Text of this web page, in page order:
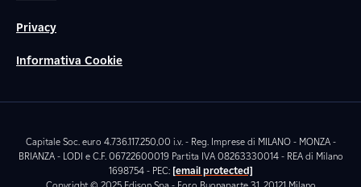
Privacy
Informativa Cookie
Capitale Soc. euro 4.736.117.250,00 i.v. - Reg. Imprese di MILANO - MONZA -
BRIANZA - LODI e C.F. 06722600019 Partita IVA 08263330014 - REA di Milano
1698754 - PEC: [email protected]